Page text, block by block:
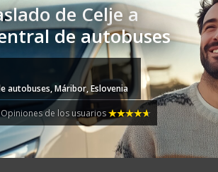
de Celje a
de autobuses
autobuses, Máribor, Eslovenia
Opiniones de los usuarios